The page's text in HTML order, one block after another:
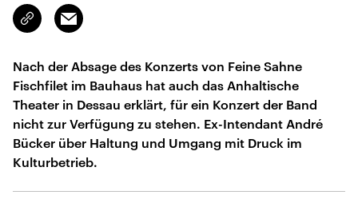
Link
kopieren/teilen
Email
Nach der Absage des Konzerts von Feine Sahne
Fischfilet im Bauhaus hat auch das Anhaltische
Theater in Dessau erklärt, für ein Konzert der Band
nicht zur Verfügung zu stehen. Ex-Intendant André
Bücker über Haltung und Umgang mit Druck im
Kulturbetrieb.